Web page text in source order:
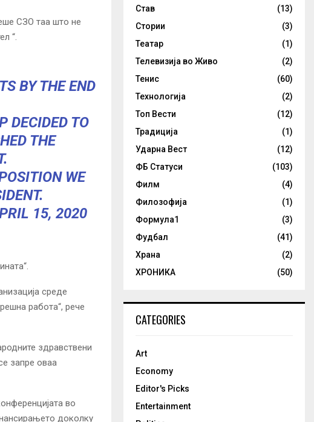
СЗО таа што не
“.
BY THE END
DECIDED TO
THE
WE
15, 2020
среде
работа“, рече
здравствени
запре оваа
во
доколку
Став
(13)
Стории
(3)
Театар
(1)
Телевизија во Живо
(2)
Тенис
(60)
Технологија
(2)
Топ Вести
(12)
Традиција
(1)
Ударна Вест
(12)
ФБ Статуси
(103)
Филм
(4)
Филозофија
(1)
Формула1
(3)
Фудбал
(41)
Храна
(2)
ХРОНИКА
(50)
CATEGORIES
Art
Economy
Editor's Picks
Entertainment